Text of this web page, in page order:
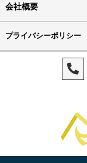
会社概要
プライバシーポリシー